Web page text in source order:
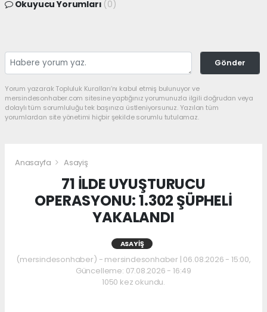
Okuyucu Yorumları (0)
Gönder
Yorum yazarak Topluluk Kuralları’nı kabul etmiş bulunuyor ve
mersindesonhaber.com sitesine yaptığınız yorumunuzla ilgili doğrudan veya
dolaylı tüm sorumluluğu tek başınıza üstleniyorsunuz. Yazılan tüm
yorumlardan site yönetimi hiçbir şekilde sorumlu tutulamaz.
Anasayfa Asayiş
71 İLDE UYUŞTURUCU
OPERASYONU: 1.302 ŞÜPHELİ
YAKALANDI
ASAYIŞ
(mersindesonhaber) - mersindesonhaber | 06.08.2026 - 15:00,
Güncelleme: 07.08.2026 - 16:49
1050 kez okundu.